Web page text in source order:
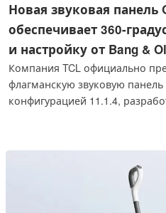
Новая звуковая панель
обеспечивает 360-
и настройку от Bang &
Компания TCL официально
флагманскую звуковую
конфигурацией 11.1.4,
Bang & Olufsen. Система,
оснащена сабвуфером с
360-градусного